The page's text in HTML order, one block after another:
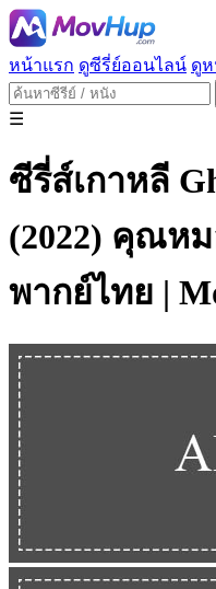
หน้าแรก ดูซีรี่ย์ออนไลน์ ดู
☰
ซีรี่ส์เกาหลี
(2022) คุณห
พากย์ไทย |